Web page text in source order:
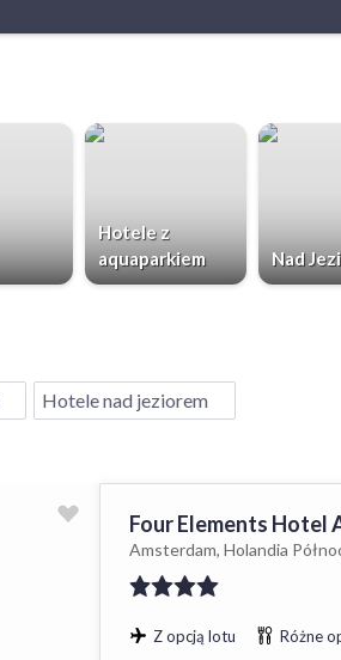
Hotele z
aquaparkiem
Nad
Hotele nad jeziorem
Four Elements Hotel
Amsterdam, Holandia
Z opcją lotu Różne